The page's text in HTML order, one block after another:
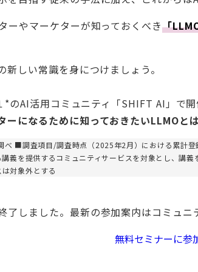
ーやマーケターが知っておくべき「
しい常識を身につけましょう。
のAI活用コミュニティ「SHIFT AI」で
ーになるために知っておきたいLLMOとは
べ ■調査項目/調査時点（2025年2月）における累計
義を提供するコミュニティサービスを対象とし、講
対象外とする
了しました。最新の参加案内はコミュニ
無料セミナーに参